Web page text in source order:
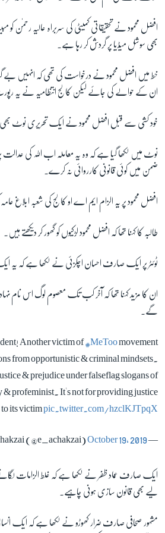
زبان
افضل محمود نے تحقیقاتی کمیٹی کی سربراہ عالیہ رحمٰن کو
بھی سوشل میڈیا پر گردش کر رہا ہے۔
خط میں افضل محمود نے درخواست کی تھی کہ انہیں بے
ان کے حوالے کی جائے لیکن کالج انتظامیہ نے یہ
خود کشی سے قبل افضل محمود نے ایک تحریری نوٹ بھی
نوٹ میں لکھا گیا ہے کہ وہ یہ معاملہ اب اللہ کی
ضمن میں کوئی قانونی کارروائی نہ کرے۔
افضل محمود پر یہ الزام ایم اے او کالج کی شعبہ ابلاغ
طالبہ کا کہنا تھا کہ افضل محمود لڑکیوں کو گھور کر دیکھتے ہیں۔
ٹوئٹر پر ایک صارف احسان اچکزئی نے لکھا ہے کہ یہ
ان کا مزید کہنا تھا کہ آخر کب تک معصوم لوگ اس نام
گے۔
Another victim of #MeToomovement
from opportunistic & criminal mindsets.
& prejudice under falseflag slogans of
& profeminist. It's not for providing justice
to its victimpic.twitter.com/hzclKJTpqX
— Ehsan Achakzai (@e_achakzai)
October 19, 2019
ایک صارف عماد ظفر نے لکھا ہے کہ غلط الزامات
لیے بھی قانون سازی ہونی چاہیے۔
مشہور صحافی صارف ضرار کھوڑو نے لکھا ہے کہ ایک